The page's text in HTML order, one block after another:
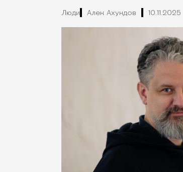
Люди Алек Ахундов 10.11.2025